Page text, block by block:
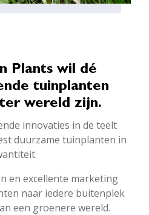
Plants wil dé
tuinplanten
wereld zijn.
innovaties in de teelt
duurzame tuinplanten in
en excellente marketing
naar iedere buitenplek
een groenere wereld.